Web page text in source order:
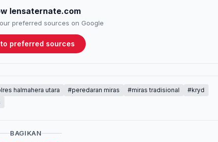
lensaternate.com
preferred sources on Google
to preferred sources
halmahera utara #peredaran miras #miras tradisional
#kryd
BAGIKAN